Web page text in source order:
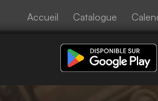
Accueil Catalogue